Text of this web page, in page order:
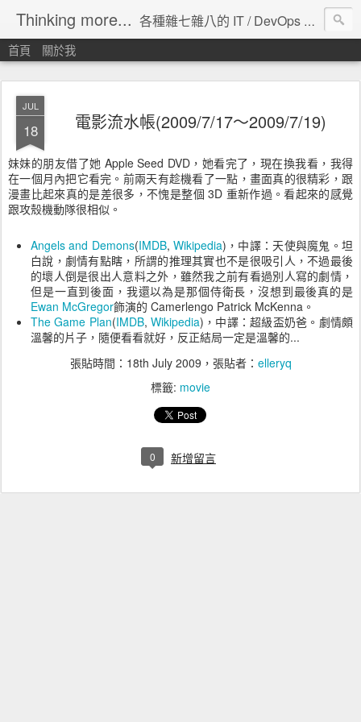
Thinking more... 各種雜七雜八的 IT / DevOps 工具 / 程式設計 / 雲端服務分享。
首頁 關於我
JUL
18 電影流水帳(2009/7/17～2009/7/19)
妹妹的朋友借了她 Apple Seed DVD，她看完了，現在換我看，我得
在一個月內把它看完。前兩天有趁機看了一點，畫面真的很精彩，跟
漫畫比起來真的是差很多，不愧是整個 3D 重新作過。看起來的感覺
跟攻殼機動隊很相似。
Angels and Demons(IMDB, Wikipedia)，中譯：天使與魔鬼。坦
白說，劇情有點瞎，所謂的推理其實也不是很吸引人，不過最後
的壞人倒是很出人意料之外，雖然我之前有看過別人寫的劇情，
但是一直到後面，我還以為是那個侍衛長，沒想到最後真的是
Ewan McGregor飾演的 Camerlengo Patrick McKenna。
The Game Plan(IMDB, Wikipedia)，中譯：超級盃奶爸。劇情頗
溫馨的片子，隨便看看就好，反正結局一定是溫馨的...
張貼時間： 18th July 2009 ，張貼者： elleryq
標籤: movie
0 新增留言